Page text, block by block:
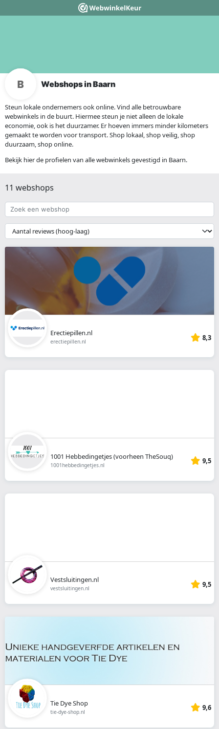
Webshops in Baarn
Steun lokale ondernemers ook online. Vind alle betrouwbare
webwinkels in de buurt. Hiermee steun je niet alleen de lokale
economie, ook is het duurzamer. Er hoeven immers minder kilometers
gemaakt te worden voor transport. Shop lokaal, shop veilig, shop
duurzaam, shop online.
Bekijk hier de profielen van alle webwinkels gevestigd in Baarn.
11 webshops
Zoek
een
webshop
{{
__('Sort')
}}
Erectiepillen.nl
erectiepillen.nl 8,3
1001 Hebbedingetjes (voorheen TheSouq)
1001hebbedingetjes.nl 9,5
Vestsluitingen.nl
vestsluitingen.nl 9,5
Tie Dye Shop
tie-dye-shop.nl 9,6